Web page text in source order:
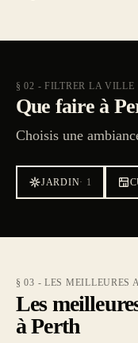
§ 02 - FILTRER LA VILLE
Que faire à
Choisis une
JARDIN· 1
§ 03 - LES MEILLEURES
Les
à Perth